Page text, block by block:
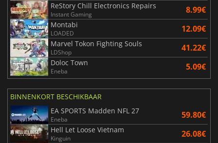
ReStory Chill Electronics Repairs
Instant Gaming 8.99€
Montabi
LOADED 12.09€
Marvel Tokon Fighting Souls
LDShop 41.22€
Doloc Town
Eneba 5.09€
BINNENKORT BESCHIKBAAR
EA SPORTS Madden NFL 27
Eneba 59.80€
Hell Let Loose Vietnam
Kinguin 26.08€